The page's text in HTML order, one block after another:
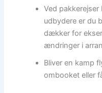
Ved
udbydere er du
dækker for
ændringer i
Bliver en kamp
ombooket eller